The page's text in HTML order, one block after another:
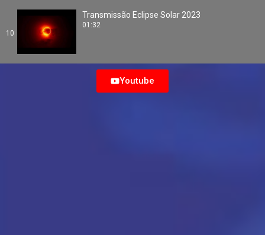
10
Transmissão Eclipse Solar 2023
01:32
Youtube